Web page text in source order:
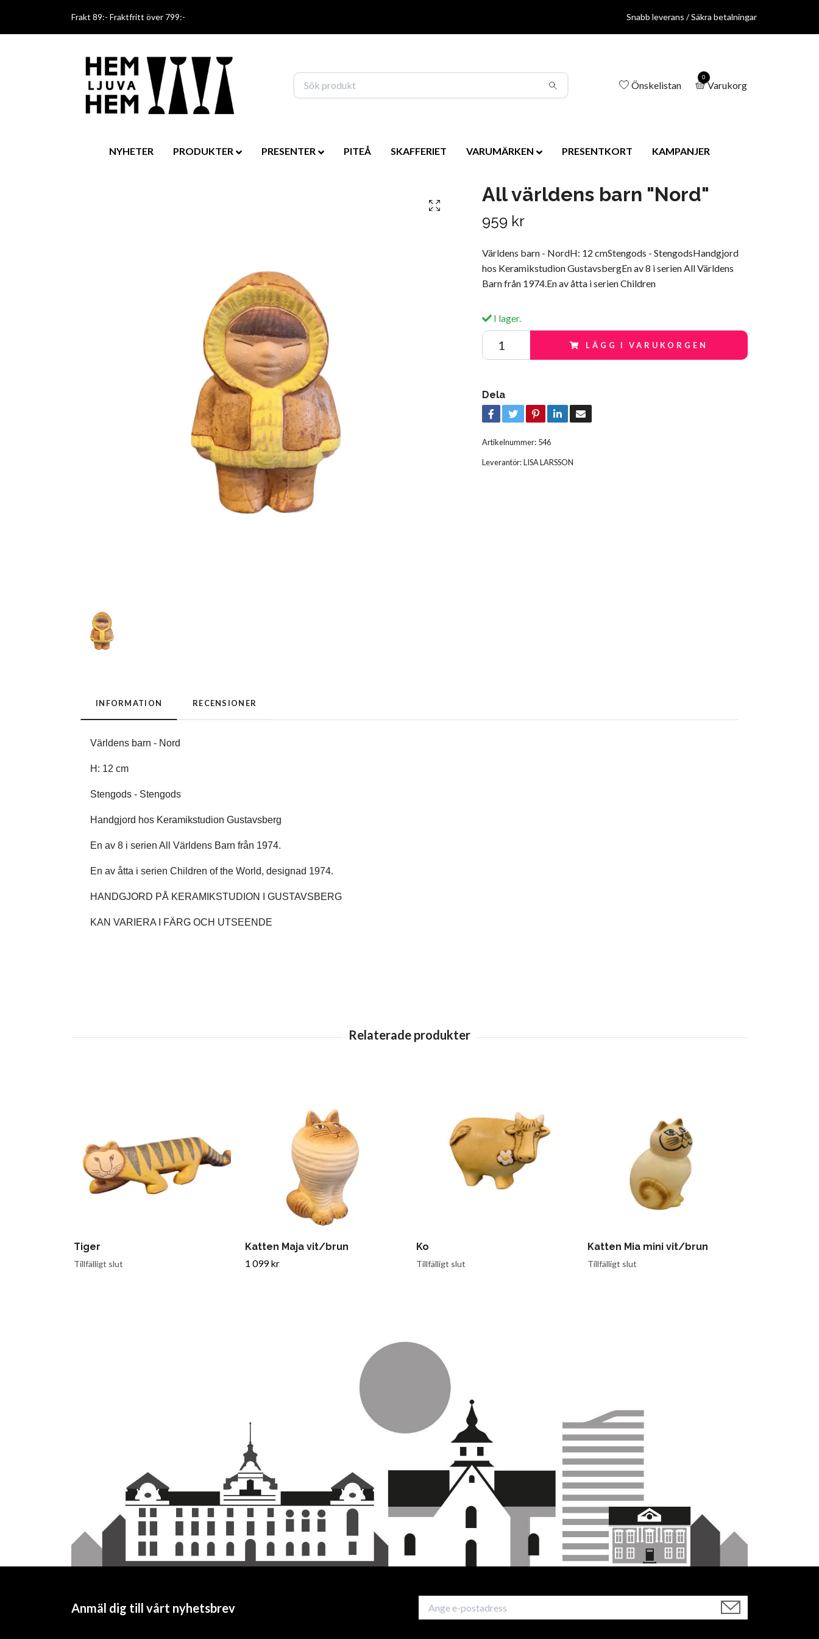
Frakt 89:- Fraktfritt över 799:- Snabb leverans / Säkra betalningar
Önskelistan
0
Varukorg
NYHETER PRODUKTER PRESENTER PITEÅ SKAFFERIET VARUMÄRKEN PRESENTKORT KAMPANJER
All världens barn "Nord"
959 kr
Världens barn - NordH: 12 cmStengods - StengodsHandgjord
hos Keramikstudion GustavsbergEn av 8 i serien All Världens
Barn från 1974.En av åtta i serien Children
I lager.
LÄGG I VARUKORGEN
Dela
Artikelnummer: 546
Leverantör:LISA LARSSON
INFORMATION RECENSIONER
Världens barn - Nord
H: 12 cm
Stengods - Stengods
Handgjord hos Keramikstudion Gustavsberg
En av 8 i serien All Världens Barn från 1974.
En av åtta i serien Children of the World, designad 1974.
HANDGJORD PÅ KERAMIKSTUDION I GUSTAVSBERG
KAN VARIERA I FÄRG OCH UTSEENDE
Tiger
Tillfälligt slut
Katten Maja vit/brun
1 099 kr
Ko
Tillfälligt slut
Katten Mia mini vit/brun
Tillfälligt slut
Anmäl dig till vårt nyhetsbrev